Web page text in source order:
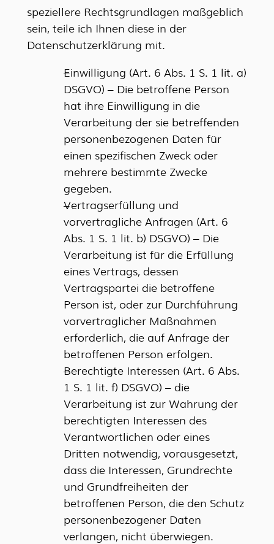
speziellere Rechtsgrundlagen maßgeblich
sein, teile ich Ihnen diese in der
Datenschutzerklärung mit.
Einwilligung (Art. 6 Abs. 1 S. 1 lit. a)
DSGVO) – Die betroffene Person
hat ihre Einwilligung in die
Verarbeitung der sie betreffenden
personenbezogenen Daten für
einen spezifischen Zweck oder
mehrere bestimmte Zwecke
gegeben.
Vertragserfüllung und
vorvertragliche Anfragen (Art. 6
Abs. 1 S. 1 lit. b) DSGVO) – Die
Verarbeitung ist für die Erfüllung
eines Vertrags, dessen
Vertragspartei die betroffene
Person ist, oder zur Durchführung
vorvertraglicher Maßnahmen
erforderlich, die auf Anfrage der
betroffenen Person erfolgen.
Berechtigte Interessen (Art. 6 Abs.
1 S. 1 lit. f) DSGVO) – die
Verarbeitung ist zur Wahrung der
berechtigten Interessen des
Verantwortlichen oder eines
Dritten notwendig, vorausgesetzt,
dass die Interessen, Grundrechte
und Grundfreiheiten der
betroffenen Person, die den Schutz
personenbezogener Daten
verlangen, nicht überwiegen.